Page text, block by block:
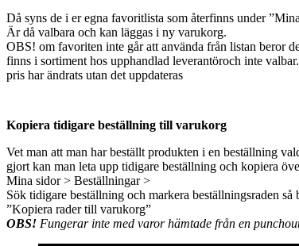
Då syns de i er egna favoritlista som återfinns under
Är då valbara och kan läggas i ny varukorg.
OBS! om favoriten inte går att använda från listan beror
finns i sortiment hos upphandlad leverantöroch inte
pris har ändrats utan det uppdateras
Kopiera tidigare beställning till varukorg
Vet man att man har beställt produkten i en beställning
gjort kan man leta upp tidigare beställning och kopiera
Mina sidor > Beställningar >
Sök tidigare beställning och markera beställningsraden
”Kopiera rader till varukorg”
OBS! Fungerar inte med varor hämtade från en